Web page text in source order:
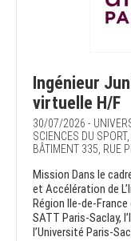
Ingénieur
virtuelle H/F
30/07/2026 -
SCIENCES DU
BÂTIMENT 335, RUE
Mission Dans le
et Accélération de
Région Ile-de-
SATT Paris-Saclay,
l’Université Paris-